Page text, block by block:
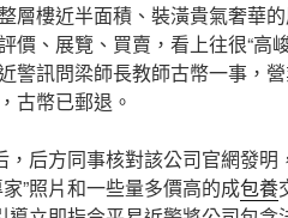
層樓近半面積、裝潢貴氣奢華
、展覽、買賣，看上往很“高
警訊問梁師長教師古幣一事，
古幣已郵退。
后方同事核對該公司官網發明
”照片和一些量多價高的成包養